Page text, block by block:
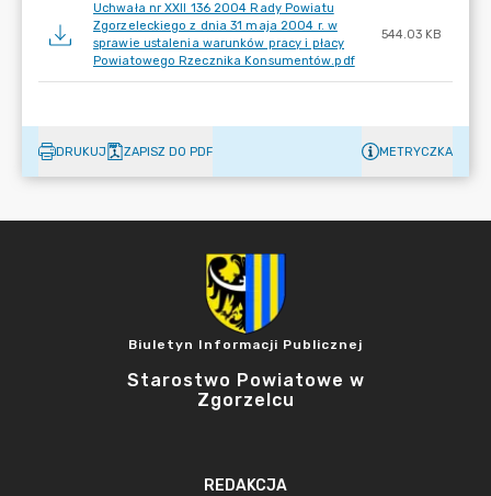
Uchwała nr XXII 136 2004 Rady Powiatu
Zgorzeleckiego z dnia 31 maja 2004 r. w
sprawie ustalenia warunków pracy i płacy
Powiatowego Rzecznika Konsumentów.pdf
544.03 KB
DRUKUJ ZAPISZ DO PDF METRYCZKA
Biuletyn Informacji Publicznej
Starostwo Powiatowe w
Zgorzelcu
REDAKCJA